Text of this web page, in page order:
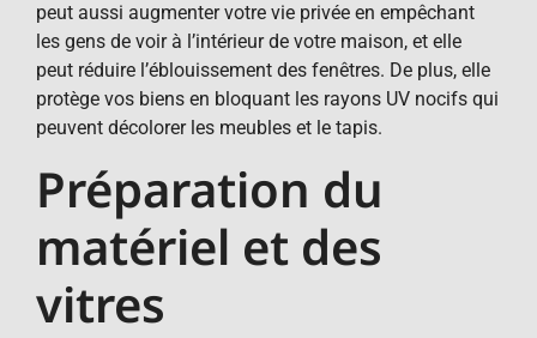
peut aussi augmenter votre vie privée en empêchant
les gens de voir à l’intérieur de votre maison, et elle
peut réduire l’éblouissement des fenêtres. De plus, elle
protège vos biens en bloquant les rayons UV nocifs qui
peuvent décolorer les meubles et le tapis.
Préparation du
matériel et des
vitres